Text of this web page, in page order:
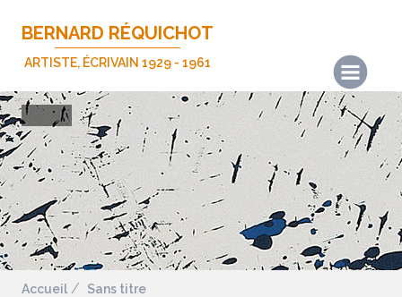
BERNARD RÉQUICHOT
ARTISTE, ÉCRIVAIN 1929 - 1961
Actualités
Les œuvres
Les écrits
Expositions
Publications
Biographie
Accueil Sans titre